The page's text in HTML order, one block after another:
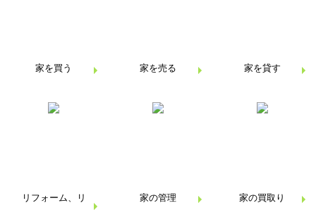
家を買う 家を売る 家を貸す
リフォーム、
リ
家の管理 家の買取り